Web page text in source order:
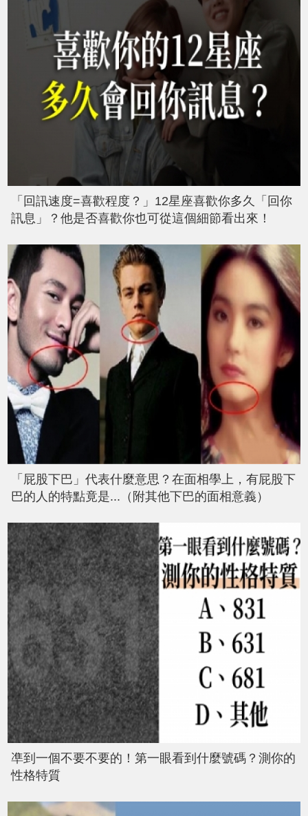
「回訊速度=喜歡程度？」12星座喜歡你多久「回你
訊息」？他是否喜歡你也可從這個細節看出來！
「屁股下巴」代表什麼意思？在面相學上，有屁股下
巴的人的特點竟是...（附其他下巴的面相意義）
凖到一個不要不要的！第一眼看到什麼號碼？測你的
性格特質